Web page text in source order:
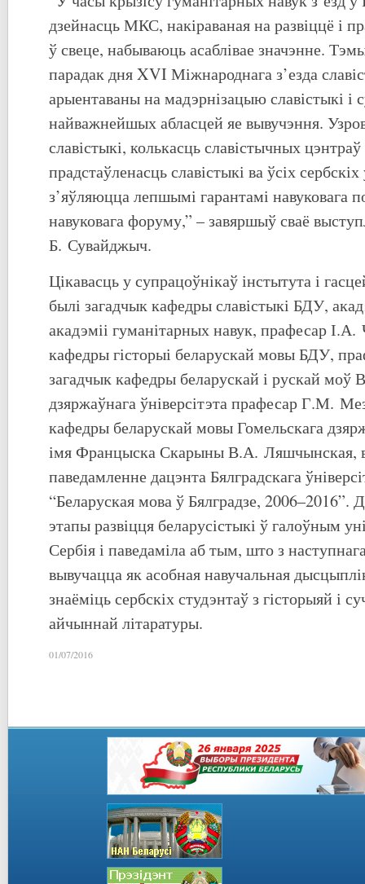
дзейнасць МКС, накіраваная на развіццё і
ў свеце, набываюць асаблівае значэнне.
парадак дня XVI Міжнароднага з’езда
арыентаваны на мадэрнізацыю славістыкі і
найважнейшых абласцей яе вывучэння.
славістыкі, колькасць славістычных
прадстаўленасць славістыкі ва ўсіх сербскіх
з’яўляюцца лепшымі гарантамі навуковага
навуковага форуму,” – завяршыў сваё
Б. Сувайджыч.
Цікавасць у супрацоўнікаў інстытута і
былі загадчык кафедры славістыкі БДУ,
акадэміі гуманітарных навук, прафесар І.А.
кафедры гісторыі беларускай мовы БДУ,
загадчык кафедры беларускай і рускай моў
дзяржаўнага ўніверсітэта прафесар Г.М.
кафедры беларускай мовы Гомельскага
імя Францыска Скарыны В.А. Ляшчынская,
паведамленне дацэнта Бялградскага
“Беларуская мова ў Бялградзе, 2006–2016”.
этапы развіцця беларусістыкі ў галоўным
Сербія і паведаміла аб тым, што з
вывучацца як асобная навучальная
знаёміць сербскіх студэнтаў з гісторыяй і
айчыннай літаратуры.
01/07/2016